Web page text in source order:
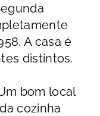
A casa é
distintos.
bom local
cozinha